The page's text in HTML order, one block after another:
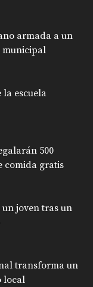
armada a un
municipal
la escuela
500
comida gratis
joven tras un
transforma un
local